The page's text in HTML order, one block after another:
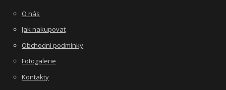
O nás
Jak nakupovat
Obchodní podmínky
Fotogalerie
Kontakty